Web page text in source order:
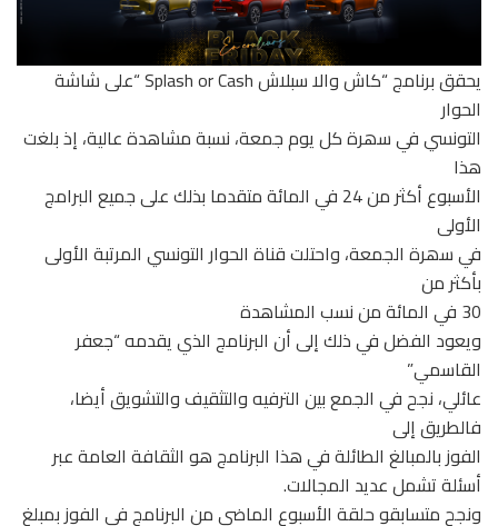
یحقق برنامج “كاش والا سبلاش Splash or Cash “على شاشة
الحوار
التونسي في سھرة كل یوم جمعة، نسبة مشاھدة عالیة، إذ بلغت
ھذا
الأسبوع أكثر من 24 في المائة متقدما بذلك على جمیع البرامج
الأولى
في سھرة الجمعة، واحتلت قناة الحوار التونسي المرتبة الأولى
بأكثر من
30 في المائة من نسب المشاھدة
ویعود الفضل في ذلك إلى أن البرنامج الذي یقدمه “جعفر
القاسمي”
عائلي، نجح في الجمع بین الترفیه والتثقیف والتشویق أیضا،
فالطریق إلى
الفوز بالمبالغ الطائلة في ھذا البرنامج ھو الثقافة العامة عبر
أسئلة تشمل عدید المجالات.
ونجح متسابقو حلقة الأسبوع الماضي من البرنامج في الفوز بمبلغ